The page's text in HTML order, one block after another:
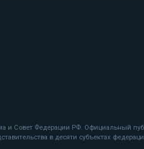
и Совет Федерации РФ. Официальный
в десяти субъектах